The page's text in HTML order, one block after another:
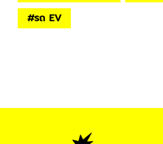
#รถ EV